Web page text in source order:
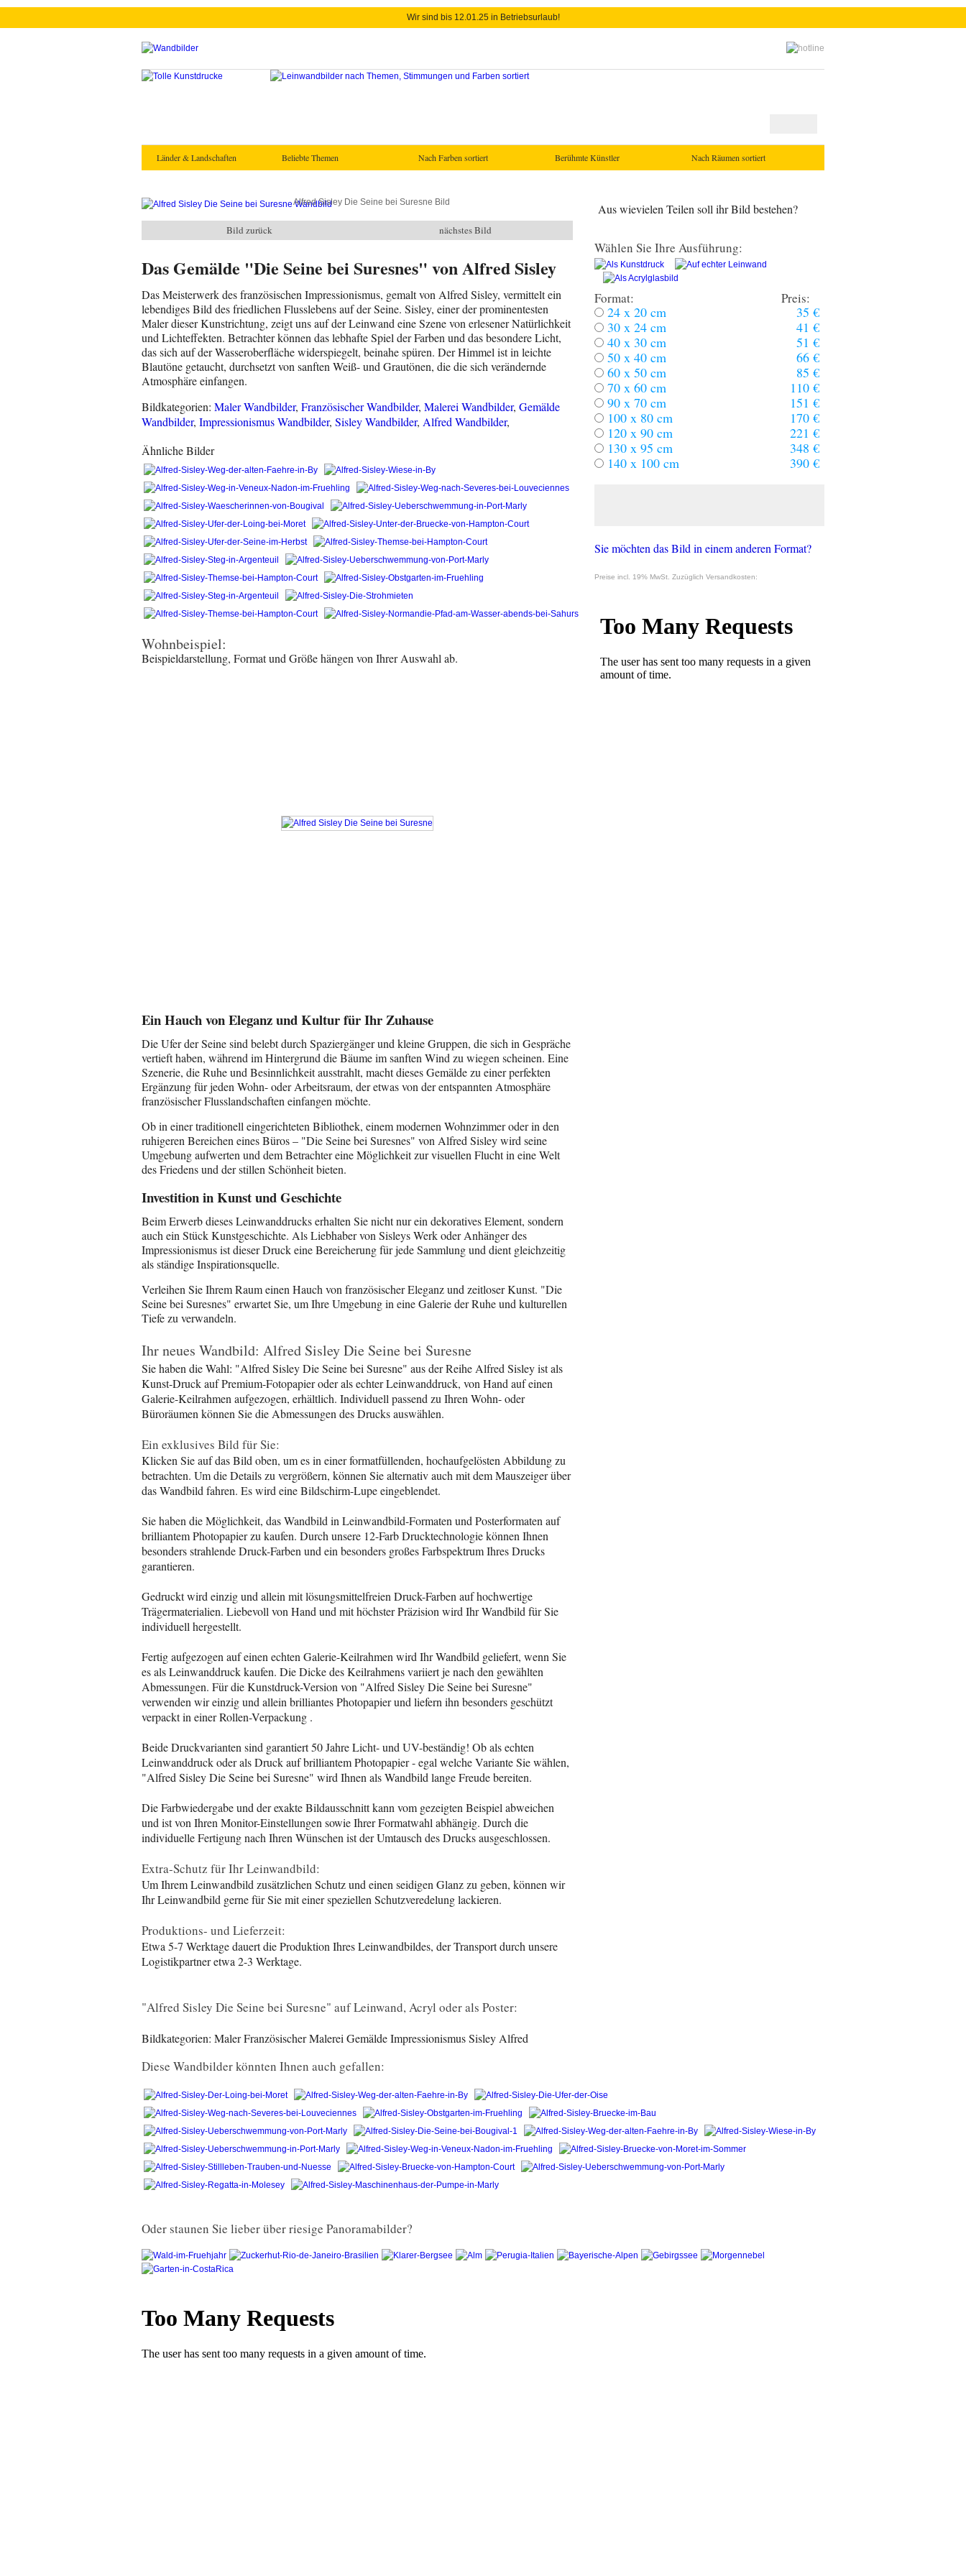
Wir sind bis 12.01.25 in Betriebsurlaub!
Länder & Landschaften Beliebte Themen Nach Farben sortiert Berühmte Künstler Nach Räumen sortiert
Alfred Sisley Die Seine bei Suresne Bild
Bild zurück nächstes Bild
Das Gemälde "Die Seine bei Suresnes" von Alfred Sisley
Das Meisterwerk des französischen Impressionismus, gemalt von Alfred Sisley, vermittelt ein
lebendiges Bild des friedlichen Flusslebens auf der Seine. Sisley, einer der prominentesten
Maler dieser Kunstrichtung, zeigt uns auf der Leinwand eine Szene von erlesener Natürlichkeit
und Lichteffekten. Betrachter können das lebhafte Spiel der Farben und das besondere Licht,
das sich auf der Wasseroberfläche widerspiegelt, beinahe spüren. Der Himmel ist in leichte
Blautöne getaucht, durchsetzt von sanften Weiß- und Grautönen, die die sich verändernde
Atmosphäre einfangen.
Bildkategorien: Maler Wandbilder, Französischer Wandbilder, Malerei Wandbilder, Gemälde
Wandbilder, Impressionismus Wandbilder, Sisley Wandbilder, Alfred Wandbilder,
Ähnliche Bilder
Wohnbeispiel:
Beispieldarstellung, Format und Größe hängen von Ihrer Auswahl ab.
Ein Hauch von Eleganz und Kultur für Ihr Zuhause
Die Ufer der Seine sind belebt durch Spaziergänger und kleine Gruppen, die sich in Gespräche
vertieft haben, während im Hintergrund die Bäume im sanften Wind zu wiegen scheinen. Eine
Szenerie, die Ruhe und Besinnlichkeit ausstrahlt, macht dieses Gemälde zu einer perfekten
Ergänzung für jeden Wohn- oder Arbeitsraum, der etwas von der entspannten Atmosphäre
französischer Flusslandschaften einfangen möchte.
Ob in einer traditionell eingerichteten Bibliothek, einem modernen Wohnzimmer oder in den
ruhigeren Bereichen eines Büros – "Die Seine bei Suresnes" von Alfred Sisley wird seine
Umgebung aufwerten und dem Betrachter eine Möglichkeit zur visuellen Flucht in eine Welt
des Friedens und der stillen Schönheit bieten.
Investition in Kunst und Geschichte
Beim Erwerb dieses Leinwanddrucks erhalten Sie nicht nur ein dekoratives Element, sondern
auch ein Stück Kunstgeschichte. Als Liebhaber von Sisleys Werk oder Anhänger des
Impressionismus ist dieser Druck eine Bereicherung für jede Sammlung und dient gleichzeitig
als ständige Inspirationsquelle.
Verleihen Sie Ihrem Raum einen Hauch von französischer Eleganz und zeitloser Kunst. "Die
Seine bei Suresnes" erwartet Sie, um Ihre Umgebung in eine Galerie der Ruhe und kulturellen
Tiefe zu verwandeln.
Ihr neues Wandbild: Alfred Sisley Die Seine bei Suresne
Sie haben die Wahl: "Alfred Sisley Die Seine bei Suresne" aus der Reihe Alfred Sisley ist als
Kunst-Druck auf Premium-Fotopapier oder als echter Leinwanddruck, von Hand auf einen
Galerie-Keilrahmen aufgezogen, erhältlich. Individuell passend zu Ihren Wohn- oder
Büroräumen können Sie die Abmessungen des Drucks auswählen.
Ein exklusives Bild für Sie:
Klicken Sie auf das Bild oben, um es in einer formatfüllenden, hochaufgelösten Abbildung zu
betrachten. Um die Details zu vergrößern, können Sie alternativ auch mit dem Mauszeiger über
das Wandbild fahren. Es wird eine Bildschirm-Lupe eingeblendet.
Sie haben die Möglichkeit, das Wandbild in Leinwandbild-Formaten und Posterformaten auf
brilliantem Photopapier zu kaufen. Durch unsere 12-Farb Drucktechnologie können Ihnen
besonders strahlende Druck-Farben und ein besonders großes Farbspektrum Ihres Drucks
garantieren.
Gedruckt wird einzig und allein mit lösungsmittelfreien Druck-Farben auf hochwertige
Trägermaterialien. Liebevoll von Hand und mit höchster Präzision wird Ihr Wandbild für Sie
individuell hergestellt.
Fertig aufgezogen auf einen echten Galerie-Keilrahmen wird Ihr Wandbild geliefert, wenn Sie
es als Leinwanddruck kaufen. Die Dicke des Keilrahmens variiert je nach den gewählten
Abmessungen. Für die Kunstdruck-Version von "Alfred Sisley Die Seine bei Suresne"
verwenden wir einzig und allein brilliantes Photopapier und liefern ihn besonders geschützt
verpackt in einer Rollen-Verpackung .
Beide Druckvarianten sind garantiert 50 Jahre Licht- und UV-beständig! Ob als echten
Leinwanddruck oder als Druck auf brilliantem Photopapier - egal welche Variante Sie wählen,
"Alfred Sisley Die Seine bei Suresne" wird Ihnen als Wandbild lange Freude bereiten.
Die Farbwiedergabe und der exakte Bildausschnitt kann vom gezeigten Beispiel abweichen
und ist von Ihren Monitor-Einstellungen sowie Ihrer Formatwahl abhängig. Durch die
individuelle Fertigung nach Ihren Wünschen ist der Umtausch des Drucks ausgeschlossen.
Extra-Schutz für Ihr Leinwandbild:
Um Ihrem Leinwandbild zusätzlichen Schutz und einen seidigen Glanz zu geben, können wir
Ihr Leinwandbild gerne für Sie mit einer speziellen Schutzveredelung lackieren.
Produktions- und Lieferzeit:
Etwa 5-7 Werktage dauert die Produktion Ihres Leinwandbildes, der Transport durch unsere
Logistikpartner etwa 2-3 Werktage.
"Alfred Sisley Die Seine bei Suresne" auf Leinwand, Acryl oder als Poster:
Bildkategorien: Maler Französischer Malerei Gemälde Impressionismus Sisley Alfred
Aus wievielen Teilen soll ihr Bild bestehen?
Wählen Sie Ihre Ausführung:
Format: Preis:
24 x 20 cm
35 €
30 x 24 cm
41 €
40 x 30 cm
51 €
50 x 40 cm
66 €
60 x 50 cm
85 €
70 x 60 cm
110 €
90 x 70 cm
151 €
100 x 80 cm
170 €
120 x 90 cm
221 €
130 x 95 cm
348 €
140 x 100 cm
390 €
Sie möchten das Bild in einem anderen Format?
Preise incl. 19% MwSt. Zuzüglich Versandkosten:
Diese Wandbilder könnten Ihnen auch gefallen:
Oder staunen Sie lieber über riesige Panoramabilder?